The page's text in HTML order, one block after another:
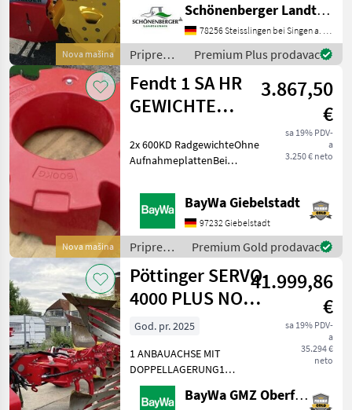
Nova mašina
1000U/min 342/527 U/min
mit Gelenkwelle Zinke
Durastar Zahnpackerwalze
550-3000 ,
Schönenberger Landtechnik OHG
78256 Steisslingen bei Singen a. Htwl.
Priprema/
obrada tla
(plugovi,
kultivatori,
tanjurače
Pöttinger
Premium Plus prodavac
Nova mašina
Fendt 1 SA HR
GEWICHTE
3.867,50
€
sa 19% PDV-
a
3.250 € neto
2x 600KD RadgewichteOhne
AufnahmeplattenBei
Ihnen gerne zur Verfügung.
Priprema/ obrada tla
tanjurače i dr.) Ostali str
BayWa Giebelstadt
97232 Giebelstadt
Priprema/
obrada
tla
(plugovi,
kultivatori,
tanjurače
Fendt
Premium Gold prodavac
Pöttinger SERVO
4000 PLUS NOVA
5-SCHARIG
41.999,86
€
sa 19% PDV-
a
35.294 €
neto
God. pr. 2025
1 ANBAUACHSE MIT
DOPPELLAGERUNG1
ANLAGENSCHONER
HINTEN1 AUSRÜSTUNG
BayWa GMZ Oberfranken